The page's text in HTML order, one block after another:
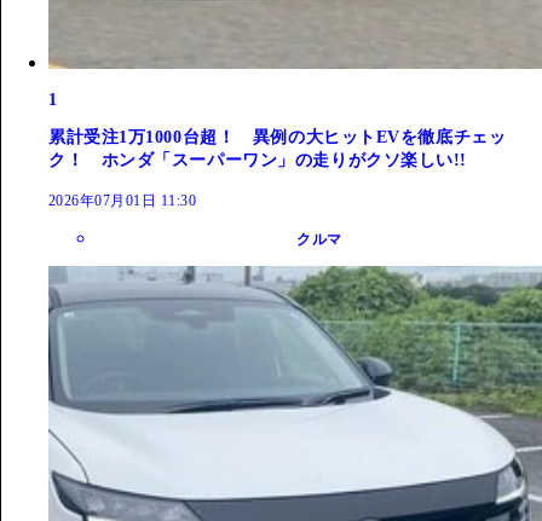
1
累計受注1万1000台超！ 異例の大ヒットEVを徹底チェッ
ク！ ホンダ「スーパーワン」の走りがクソ楽しい!!
2026年07月01日 11:30
クルマ